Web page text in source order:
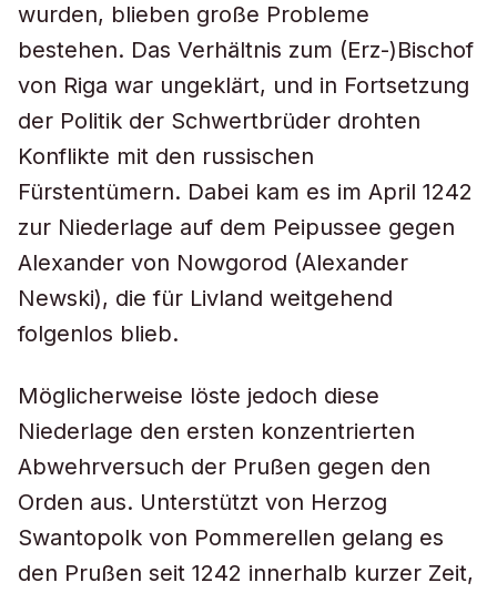
wurden, blieben große Probleme
bestehen. Das Verhältnis zum (Erz-)Bischof
von Riga war ungeklärt, und in Fortsetzung
der Politik der Schwertbrüder drohten
Konflikte mit den russischen
Fürstentümern. Dabei kam es im April 1242
zur Niederlage auf dem Peipussee gegen
Alexander von Nowgorod (Alexander
Newski), die für Livland weitgehend
folgenlos blieb.
Möglicherweise löste jedoch diese
Niederlage den ersten konzentrierten
Abwehrversuch der Prußen gegen den
Orden aus. Unterstützt von Herzog
Swantopolk von Pommerellen gelang es
den Prußen seit 1242 innerhalb kurzer Zeit,